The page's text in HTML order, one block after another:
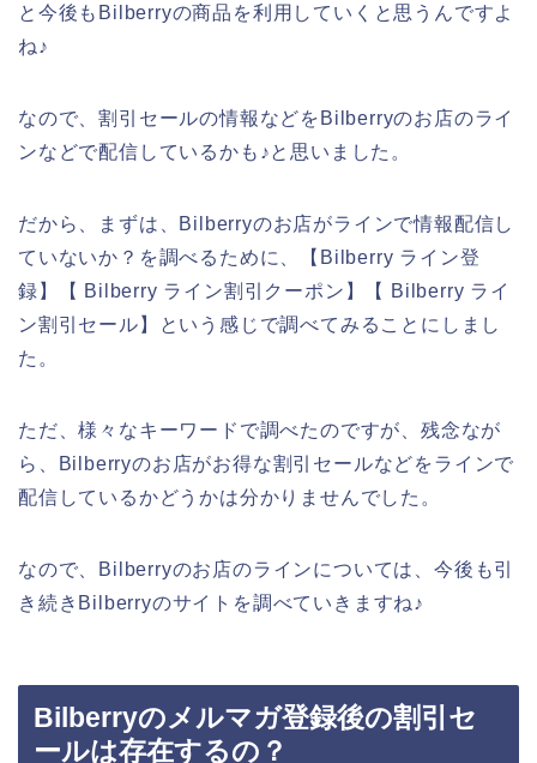
と今後もBilberryの商品を利用していくと思うんですよ
ね♪
なので、割引セールの情報などをBilberryのお店のライ
ンなどで配信しているかも♪と思いました。
だから、まずは、Bilberryのお店がラインで情報配信し
ていないか？を調べるために、【Bilberry ライン登
録】【 Bilberry ライン割引クーポン】【 Bilberry ライ
ン割引セール】という感じで調べてみることにしまし
た。
ただ、様々なキーワードで調べたのですが、残念なが
ら、Bilberryのお店がお得な割引セールなどをラインで
配信しているかどうかは分かりませんでした。
なので、Bilberryのお店のラインについては、今後も引
き続きBilberryのサイトを調べていきますね♪
Bilberryのメルマガ登録後の割引セ
ールは存在するの？